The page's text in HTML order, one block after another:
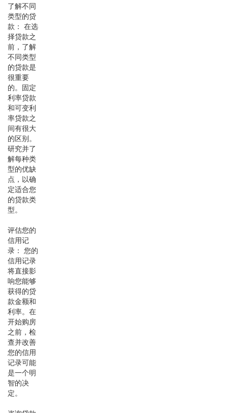
了解不同
类型的贷
款： 在选
择贷款之
前，了解
不同类型
的贷款是
很重要
的。固定
利率贷款
和可变利
率贷款之
间有很大
的区别。
研究并了
解每种类
型的优缺
点，以确
定适合您
的贷款类
型。
评估您的
信用记
录： 您的
信用记录
将直接影
响您能够
获得的贷
款金额和
利率。在
开始购房
之前，检
查并改善
您的信用
记录可能
是一个明
智的决
定。